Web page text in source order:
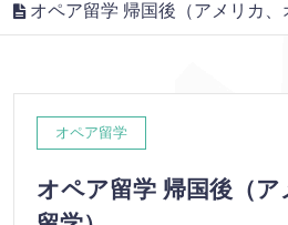
オペア留学 帰国後（アメリカ、
オペア留学
オペア留学 帰国後（